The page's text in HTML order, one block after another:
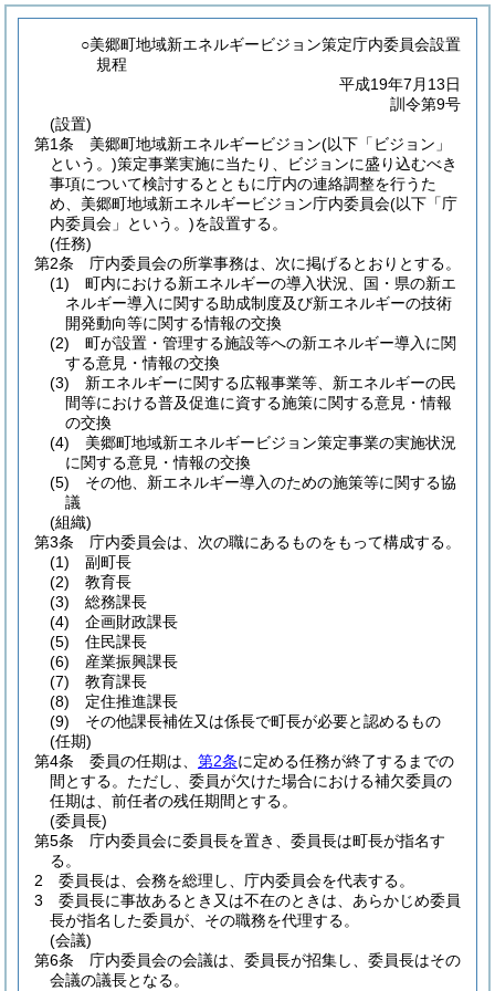
○美郷町地域新エネルギービジョン策定庁内委員会設置
規程
平成19年7月13日
訓令第9号
(設置)
第1条
美郷町地域新エネルギービジョン(以下「ビジョン」
という。)策定事業実施に当たり、ビジョンに盛り込むべき
事項について検討するとともに庁内の連絡調整を行うた
め、美郷町地域新エネルギービジョン庁内委員会(以下「庁
内委員会」という。)を設置する。
(任務)
第2条
庁内委員会の所掌事務は、次に掲げるとおりとする。
(1)
町内における新エネルギーの導入状況、国・県の新エ
ネルギー導入に関する助成制度及び新エネルギーの技術
開発動向等に関する情報の交換
(2)
町が設置・管理する施設等への新エネルギー導入に関
する意見・情報の交換
(3)
新エネルギーに関する広報事業等、新エネルギーの民
間等における普及促進に資する施策に関する意見・情報
の交換
(4)
美郷町地域新エネルギービジョン策定事業の実施状況
に関する意見・情報の交換
(5)
その他、新エネルギー導入のための施策等に関する協
議
(組織)
第3条
庁内委員会は、次の職にあるものをもって構成する。
(1)
副町長
(2)
教育長
(3)
総務課長
(4)
企画財政課長
(5)
住民課長
(6)
産業振興課長
(7)
教育課長
(8)
定住推進課長
(9)
その他課長補佐又は係長で町長が必要と認めるもの
(任期)
第4条
委員の任期は、 第2条に定める任務が終了するまでの
間とする。 ただし、委員が欠けた場合における補欠委員の
任期は、前任者の残任期間とする。
(委員長)
第5条
庁内委員会に委員長を置き、委員長は町長が指名す
る。
2
委員長は、会務を総理し、庁内委員会を代表する。
3
委員長に事故あるとき又は不在のときは、あらかじめ委員
長が指名した委員が、その職務を代理する。
(会議)
第6条
庁内委員会の会議は、委員長が招集し、委員長はその
会議の議長となる。